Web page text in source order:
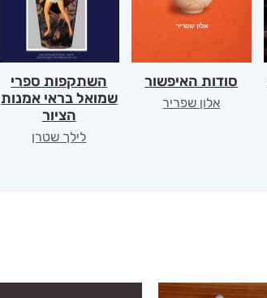
סודות האיפשור
אלון שפריר
השתקפות ספרי
שמואל בראי אמנות
הציור
לילך שטרן